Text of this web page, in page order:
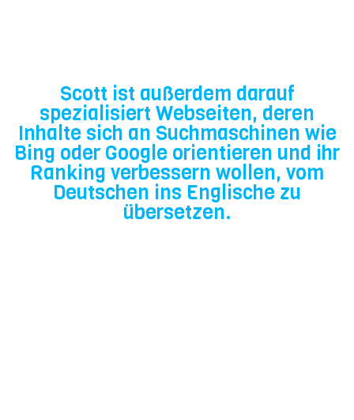
Scott ist außerdem darauf
spezialisiert Webseiten, deren
Inhalte sich an Suchmaschinen wie
Bing oder Google orientieren und ihr
Ranking verbessern wollen, vom
Deutschen ins Englische zu
übersetzen.